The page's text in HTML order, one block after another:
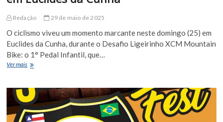
Redação 29 de maio de 2025
O ciclismo viveu um momento marcante neste domingo (25) em
Euclides da Cunha, durante o Desafio Ligeirinho XCM Mountain
Bike: o 1° Pedal Infantil, que…
Ver maisAlegria,
diversão:
Desafio
Ligeirinho
Kids